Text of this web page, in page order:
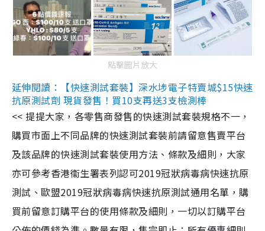
點擊圖片放大
延伸閱讀：【快速測試套裝】深水埗電子特賣城$15快速
抗原測試劑 現貨發售！買10支再送3支檢測棒
<< 提提大家，各零售商發售的快速測試套裝規格不一，
購買市面上不同品牌的快速測試套裝前請留意售賣平台
及該品牌的快速測試套裝使用方法、條款及細則，大家
亦可參考香港衞生署表列認可2019冠狀病毒病快速抗原
測試、歐盟2019冠狀病毒病快速抗原測試通用名單，購
買前留意訂購平台的使用條款及細則，一切以訂購平台